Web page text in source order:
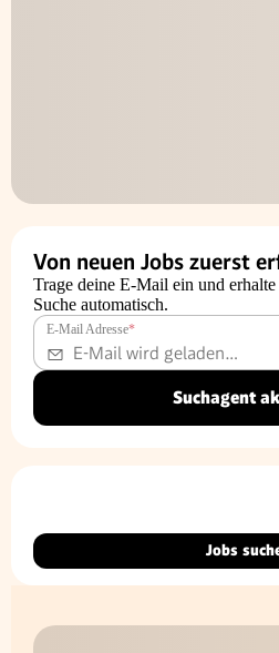
Von neuen Jobs zuerst
Trage deine E-Mail ein und erhalte
Suche automatisch.
E-Mail Adresse*
Suchagent
Jobs